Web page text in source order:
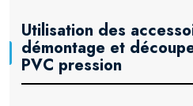
Utilisation des
démontage et
PVC pression